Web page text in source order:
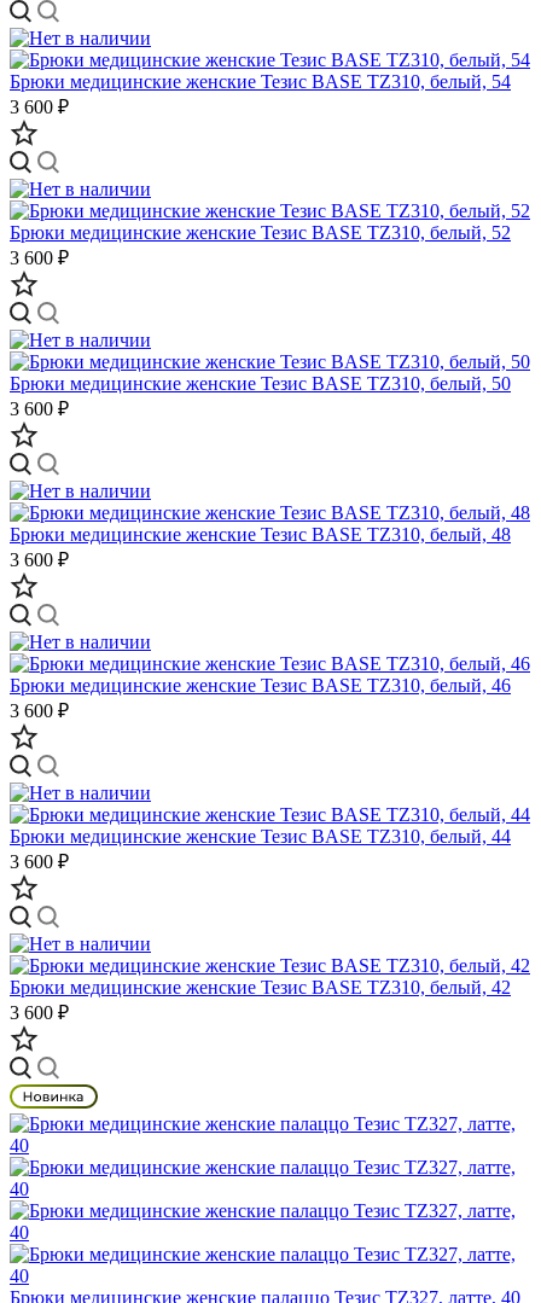
Брюки медицинские женские Тезис BASE TZ310, белый, 54
3 600 ₽
Брюки медицинские женские Тезис BASE TZ310, белый, 52
3 600 ₽
Брюки медицинские женские Тезис BASE TZ310, белый, 50
3 600 ₽
Брюки медицинские женские Тезис BASE TZ310, белый, 48
3 600 ₽
Брюки медицинские женские Тезис BASE TZ310, белый, 46
3 600 ₽
Брюки медицинские женские Тезис BASE TZ310, белый, 44
3 600 ₽
Брюки медицинские женские Тезис BASE TZ310, белый, 42
3 600 ₽
Брюки медицинские женские палаццо Тезис TZ327, латте, 40